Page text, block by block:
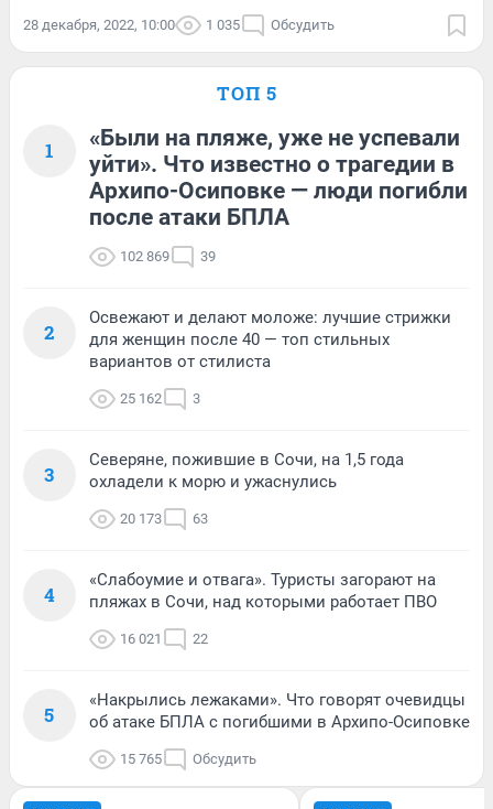
28 декабря, 2022, 10:00 1 035 Обсудить
ТОП 5
1
«Были на пляже, уже не успевали
уйти». Что известно о трагедии в
Архипо-Осиповке — люди погибли
после атаки БПЛА
102 869 39
2
Освежают и делают моложе: лучшие стрижки
для женщин после 40 — топ стильных
вариантов от стилиста
25 162 3
3
Северяне, пожившие в Сочи, на 1,5 года
охладели к морю и ужаснулись
20 173 63
4
«Слабоумие и отвага». Туристы загорают на
пляжах в Сочи, над которыми работает ПВО
16 021 22
5
«Накрылись лежаками». Что говорят очевидцы
об атаке БПЛА с погибшими в Архипо-Осиповке
15 765 Обсудить